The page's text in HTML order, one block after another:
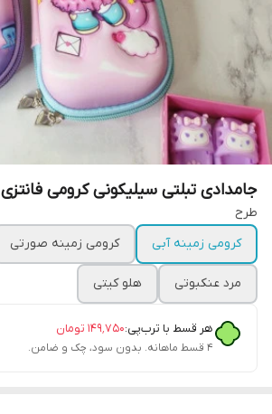
جامدادی تبلتی سیلیکونی کرومی فانتزی
طرح
کرومی زمینه آبی
کرومی زمینه صورتی
مرد عنکبوتی هلو کیتی
هر قسط با ترب‌پی:۱۴۹٬۷۵۰ تومان
۴ قسط ماهانه. بدون سود، چک و ضامن.